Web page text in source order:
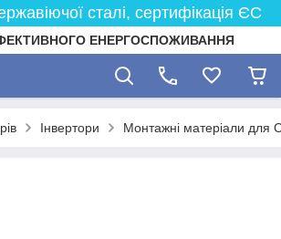
сталі, сертифікація ЄС
ЕНЕРГОСПОЖИВАННЯ
Інвертори Монтажні матеріали для